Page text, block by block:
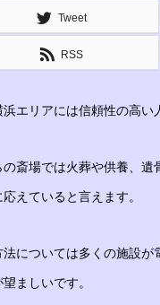
Tweet
RSS
浜エリアには信頼性の高い
の斎場では火葬や供養、
えていると言えます。
法については多くの施設が
ましいです。